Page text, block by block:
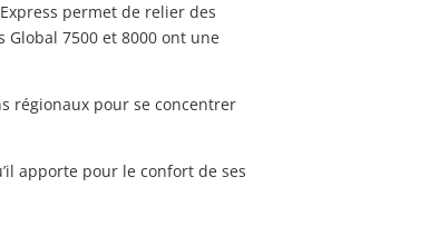
permet de relier des
Global 7500 et 8000 ont une
régionaux pour se concentrer
apporte pour le confort de ses